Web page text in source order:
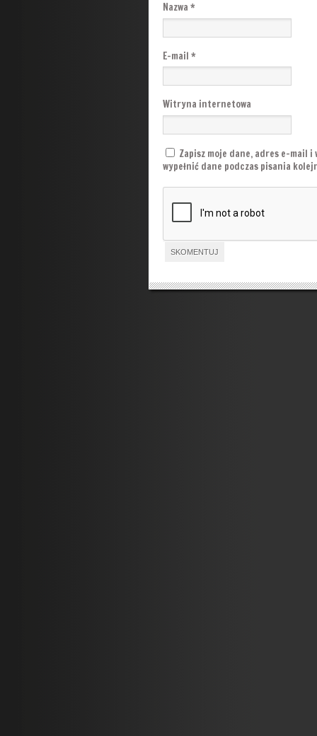
Nazwa *
E-mail *
Witryna internetowa
Zapisz moje dane, adres e-mail
wypełnić dane podczas pisania